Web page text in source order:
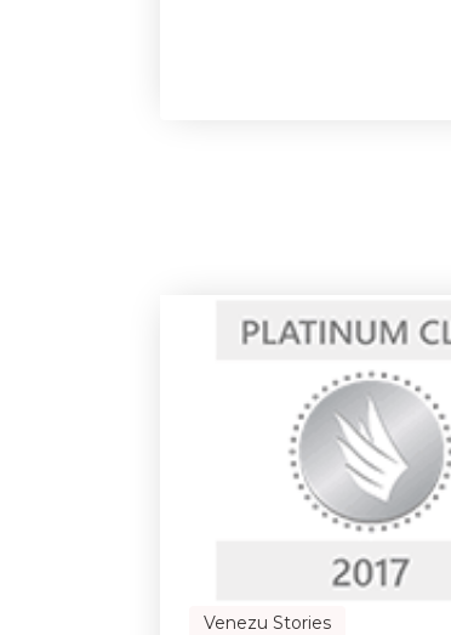
Venezu Stories